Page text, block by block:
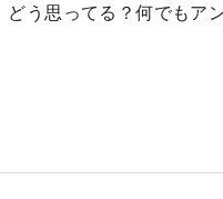
う思ってる？何でもア